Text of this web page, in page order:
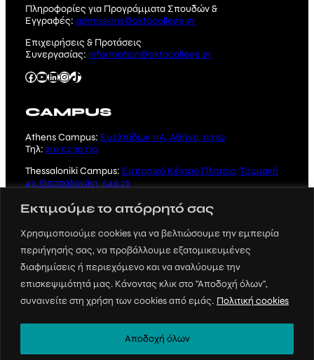
Εκτιμούμε το απόρρητό σας
Χρησιμοποιούμε cookies για να βελτιώσουμε την εμπειρία
περιήγησής σας, να προβάλλουμε εξατομικευμένες
διαφημίσεις ή περιεχόμενο και να αναλύουμε την
επισκεψιμότητά μας. Κάνοντας κλικ στο "Αποδοχή όλων",
συναινείτε στη χρήση των cookies από εμάς. Πολιτική cookies
Αποδοχή όλων
Πληροφορίες για Προγράμματα Σπουδών &
Εγγραφές: admissions@aktocollege.gr
Επιχειρήσεις & Προτάσεις
Συνεργασίας: information@aktocollege.gr
Facebook YouTube Linkedin InstagramTikTok
CAMPUS
Athens Campus: Ευελπίδων 11Α, Αθήνα, 113 62
Τηλ: 210 52 30 130
Thessaloniki Campus: Εμπορικό Κέντρο Πλατεία, Τσιμισκή
43, Θεσσαλονίκη, 546 23
Crafted bySUSAMI